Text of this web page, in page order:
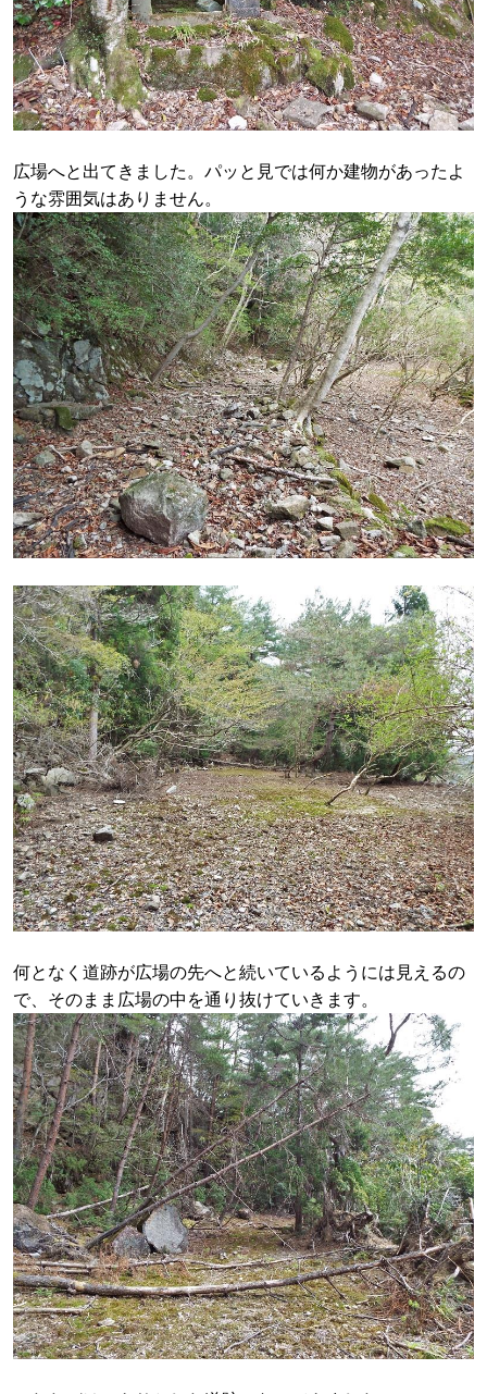
広場へと出てきました。パッと見では何か建物があったよ
うな雰囲気はありません。
何となく道跡が広場の先へと続いているようには見えるの
で、そのまま広場の中を通り抜けていきます。